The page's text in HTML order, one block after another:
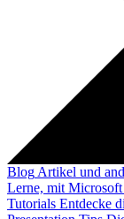
Blog Artikel und
Lerne, mit
Tutorials Entdecke